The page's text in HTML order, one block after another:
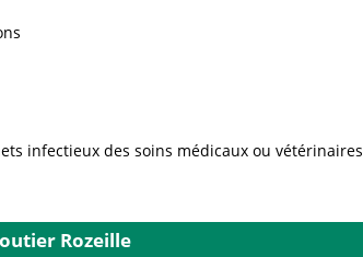
infectieux des soins médicaux ou vétérinaires
Rozeille